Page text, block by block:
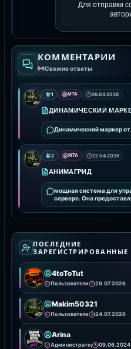
Для отправки
КОММЕНТАРИИ
Свежие ответы
1 MTA 26.04.2026
ДИНАМИЧЕСКИЙ
Динамический маркер
2 MTA 22.04.2026
АНИМАГРИД
мощная система для
сервере. Она
интеграции и настройки
ПОСЛЕДНИЕ
ЗАРЕГИСТРИРОВАННЫЕ
4toToTut
Пользователи 29.07.2026
Makim50321
Пользователи 24.07.2026
Arina
Администраторы09.06.2024